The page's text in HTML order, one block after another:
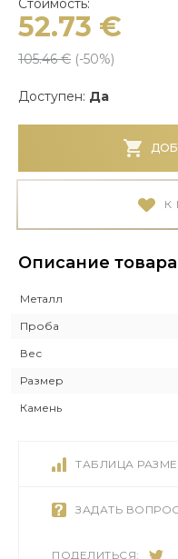
Стоимость:
52.73 €
105.46€ (-50%)
Доступен: Да
К
Описание товара
Металл
Проба
Вес
Размер
Камень
ТАБЛИЦА
ЗАДАТЬ
ПОДЕЛИТЬСЯ: